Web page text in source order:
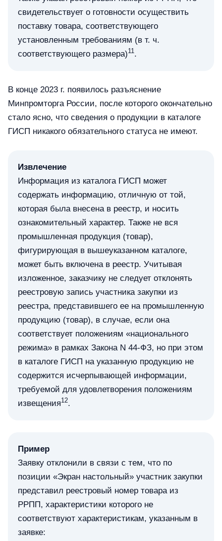
свидетельствует о готовности осуществить
поставку товара, соответствующего
установленным требованиям (в т. ч.
соответствующего размера)11.
В конце 2023 г. появилось разъяснение
Минпромторга России, после которого окончательно
стало ясно, что сведения о продукции в каталоге
ГИСП никакого обязательного статуса не имеют.
Извлечение
Информация из каталога ГИСП может
содержать информацию, отличную от той,
которая была внесена в реестр, и носить
ознакомительный характер. Также не вся
промышленная продукция (товар),
фигурирующая в вышеуказанном каталоге,
может быть включена в реестр. Учитывая
изложенное, заказчику не следует отклонять
реестровую запись участника закупки из
реестра, представившего ее на промышленную
продукцию (товар), в случае, если она
соответствует положениям «национального
режима» в рамках Закона N 44-ФЗ, но при этом
в каталоге ГИСП на указанную продукцию не
содержится исчерпывающей информации,
требуемой для удовлетворения положениям
извещения12.
Пример
Заявку отклонили в связи с тем, что по
позиции «Экран настольный» участник закупки
представил реестровый номер товара из
РРПП, характеристики которого не
соответствуют характеристикам, указанным в
заявке: